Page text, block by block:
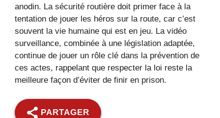
anodin. La sécurité routière doit primer face à la
tentation de jouer les héros sur la route, car c’est
souvent la vie humaine qui est en jeu. La vidéo
surveillance, combinée à une législation adaptée,
continue de jouer un rôle clé dans la prévention de
ces actes, rappelant que respecter la loi reste la
meilleure façon d’éviter de finir en prison.
PARTAGER